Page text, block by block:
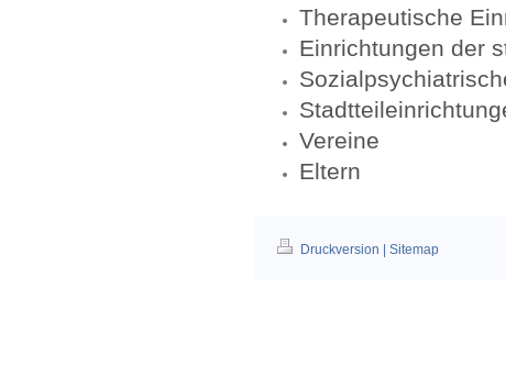
Therapeutische
Einrichtungen der
Vereine
Eltern
Druckversion Sitemap